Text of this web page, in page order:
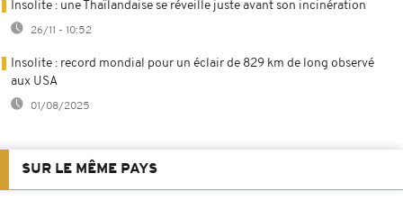
Insolite : une Thaïlandaise se réveille juste avant son incinération
26/11 - 10:52
Insolite : record mondial pour un éclair de 829 km de long observé
aux USA
01/08/2025
SUR LE MÊME PAYS